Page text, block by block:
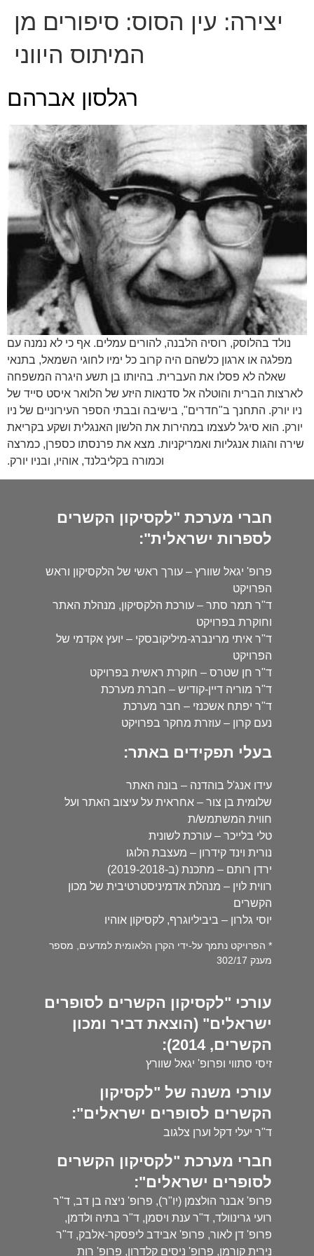
יצירה: עין הסוס: סיפורים מן
המיתוס היווני
רגלסון אברהם
נולד בהלוסק, רוסיה הלבנה, להורים עמלים. אף כי לא נמנה עם
מפלגה או ארגון כלשהם היה קרוב כל ימיו לחוגי השמאל, בתנאי
שאלה לא פסלו את העברית. בהיותו בן תשע היגרה המשפחה
לארצות הברית והוטלה אל סדנאות היזע של הלואר איסט סייד של
ניו יורק. התחנך ב"חדרים", בישיבה ובבתי הספר העירוניים של ניו
יורק. הוא סיגל לעצמו במהירות את הלשון האנגלית ושקע בקריאת
שירה והגות אנגליות ואמריקניות. מצא את פרנסתו כספרן, כמרצה
וכמורה בקליבלנד, אוהיו, ובניו יורק.
חברי מערכת "לקסיקון הקשרים
לספרות ישראלית":
פרופ' יגאל שוורץ – עורך ראשי של הלקסיקון וראש
הפרויקט
ד"ר תמר סתר – עורכת הלקסיקון, מנהלת האתר
וחוקרת בפרויקט
ד"ר איתי מרינברג-מיליקובסקי – יועץ אקדמי של
הפרויקט
ד"ר חן שטרס – חוקרת ראשית בפרויקט
ד"ר מוריה דיין-קודיש – חברת מערכת
ד"ר יפתח אשכנזי – חבר מערכת
נעם קרון – עוזרת מחקר בפרויקט
בעלי תפקידים באתר:
עידו אנג'ל בוהדנה – בונה האתר
שלומית בן צור – אחראית על עיצוב האתר ועל
חווית המשתמש/ת
טלי בלייכר – עורכת לשונית
נורית וינד קידרון – מעצבת הלוגו
ירדן רותם – מתכנת (ב-2019-2018)
רווית לוין – מנהלת אדמיניסטרטיבית של מכון
הקשרים
יוסי גלרון – ביביליוגרף, לקסיקון אוהיו
* הפרויקט נתמך על-ידי הקרן הלאומית למדעים, מספר
מענק 302/17
עורכי "לקסיקון הקשרים לסופרים
ישראלים" (הוצאת דביר ומכון
הקשרים, 2014):
זיסי סתווי ופרופ' יגאל שוורץ
עורכי משנה של "לקסיקון
הקשרים לסופרים ישראלים":
ד"ר יעלי דקל וערן צלגוב
חברי מערכת "לקסיקון הקשרים
לסופרים ישראלים":
פרופ' אבנר הולצמן (יו"ר), פרופ' ניצה בן דב, ד"ר
רועי גרינוולד, ד"ר ענת ויסמן, ד"ר בתיה ולדמן,
פרופ' דן לאור, פרופ' אבידב ליפסקר-אלבק, ד"ר
נירית קורמן, פרופ' ניסים קלדרון, פרופ' רות